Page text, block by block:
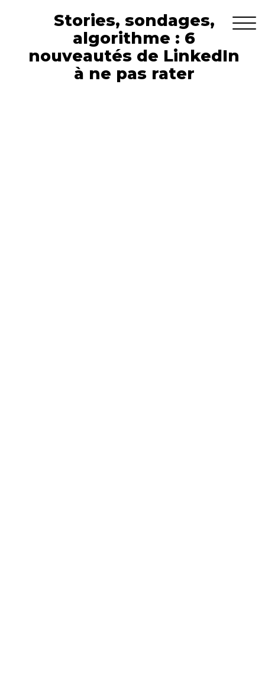
Stories, sondages,
algorithme : 6
nouveautés de LinkedIn
à ne pas rater